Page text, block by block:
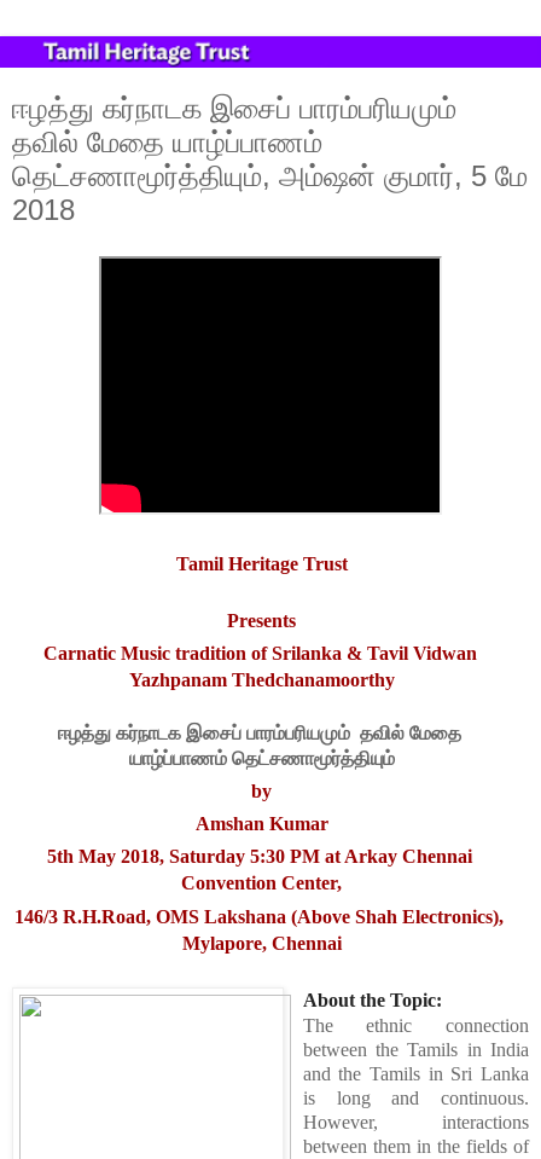
ஈழத்து கர்நாடக இசைப் பாரம்பரியமும்
தவில் மேதை யாழ்ப்பாணம்
தெட்சணாமூர்த்தியும், அம்ஷன் குமார், 5 மே
2018
Tamil Heritage Trust
Presents
Carnatic Music tradition of Srilanka & Tavil Vidwan
Yazhpanam Thedchanamoorthy
ஈழத்து கர்நாடக இசைப் பாரம்பரியமும்  தவில் மேதை
யாழ்ப்பாணம் தெட்சணாமூர்த்தியும்
by
Amshan Kumar
5th May 2018, Saturday 5:30 PM at Arkay Chennai
Convention Center,
146/3 R.H.Road, OMS Lakshana (Above Shah Electronics),
Mylapore, Chennai
About the Topic:
The ethnic connection
between the Tamils in India
and the Tamils in Sri Lanka
is long and continuous.
However, interactions
between them in the fields of